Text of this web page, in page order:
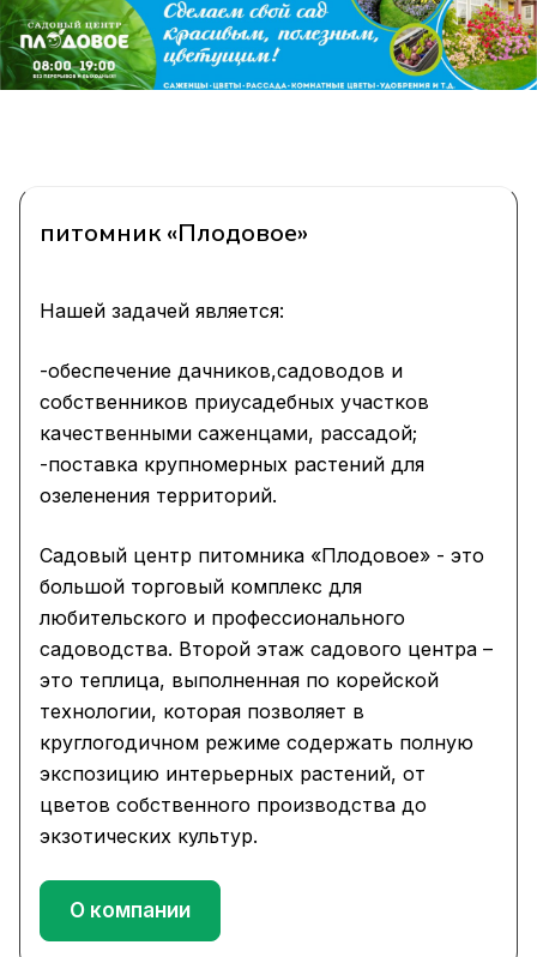
питомник «Плодовое»
Нашей задачей является:
-обеспечение дачников,садоводов и
собственников приусадебных участков
качественными саженцами, рассадой;
-поставка крупномерных растений для
озеленения территорий.
Садовый центр питомника «Плодовое» - это
большой торговый комплекс для
любительского и профессионального
садоводства. Второй этаж садового центра –
это теплица, выполненная по корейской
технологии, которая позволяет в
круглогодичном режиме содержать полную
экспозицию интерьерных растений, от
цветов собственного производства до
экзотических культур.
О компании